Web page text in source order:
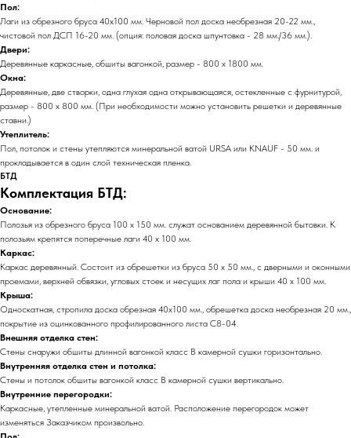
Пол:
Лаги из обрезного бруса 40х100 мм. Черновой пол доска необрезная 20-22 мм.,
чистовой пол ДСП 16-20 мм. (опция: половая доска шпунтовка - 28 мм./36 мм.).
Двери:
Деревянные каркасные, обшиты вагонкой, размер - 800 х 1800 мм.
Окна:
Деревянные, две створки, одна глухая одна открывающаяся, остекленные с фурнитурой,
размер - 800 х 800 мм. (При необходимости можно установить решетки и деревянные
ставни.)
Утеплитель:
Пол, потолок и стены утепляются минеральной ватой URSA или KNAUF - 50 мм. и
прокладывается в один слой техническая пленка.
БТД
Комплектация БТД:
Основание:
Полозья из обрезного бруса 100 х 150 мм. служат основанием деревянной бытовки. К
полозьям крепятся поперечные лаги 40 х 100 мм.
Каркас:
Каркас деревянный. Состоит из обрешетки из бруса 50 х 50 мм., с дверными и оконными
проемами, верхней обвязки, угловых стоек и несущих лаг пола и крыши 40 х 100 мм.
Крыша:
Односкатная, стропила доска обрезная 40х100 мм., обрешетка доска необрезная 20 мм.,
покрытие из оцинкованного профилированного листа С8-04.
Внешняя отделка стен:
Стены снаружи обшиты длинной вагонкой класс В камерной сушки горизонтально.
Внутренняя отделка стен и потолка:
Стены и потолок обшиты вагонкой класс В камерной сушки вертикально.
Внутренние перегородки:
Каркасные, утепленные минеральной ватой. Расположение перегородок может
изменяться Заказчиком произвольно.